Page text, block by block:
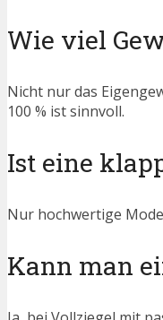
Wie viel
Nicht nur das
100 % ist sinnvoll.
Ist eine
Nur hochwertige
Kann man